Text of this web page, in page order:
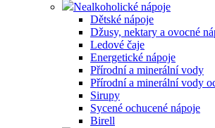
Nealkoholické nápoje
Dětské nápoje
Džusy, nektary a ovocné
Ledové čaje
Energetické nápoje
Přírodní a minerální vody
Přírodní a minerální vody
Sirupy
Sycené ochucené nápoje
Birell